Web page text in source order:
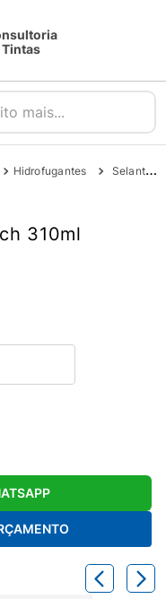
Tintas
Hidrofugantes Selante Pu Cinza - Bautech
310ml